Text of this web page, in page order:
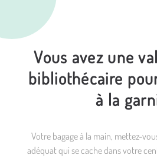
Vous avez une
bibliothécaire
à la
Votre bagage à la main, mettez-
adéquat qui se cache dans votre